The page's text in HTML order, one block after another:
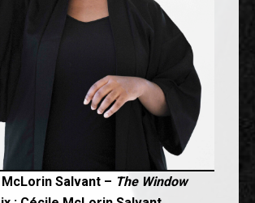
Salvant – The Window